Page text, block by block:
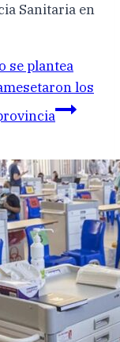
Sanitaria en
se plantea
los